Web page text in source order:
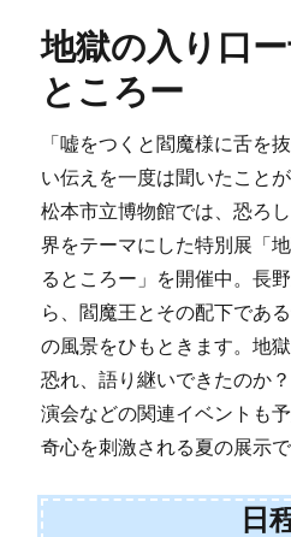
地獄の入り口
ところー
「嘘をつくと閻魔様に舌を
い伝えを一度は聞いたこと
松本市立博物館では、恐ろ
界をテーマにした特別展「
るところー」を開催中。長
ら、閻魔王とその配下であ
の風景をひもときます。地
恐れ、語り継いできたのか
演会などの関連イベントも
奇心を刺激される夏の展示で
日